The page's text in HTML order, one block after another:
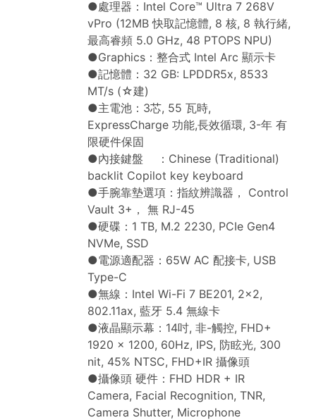
●處理器：Intel Core™ Ultra 7 268V
vPro (12MB 快取記憶體, 8 核, 8 執行緒,
最高睿頻 5.0 GHz, 48 PTOPS NPU)
●Graphics：整合式 Intel Arc 顯示卡
●記憶體：32 GB: LPDDR5x, 8533
MT/s (☆建)
●主電池：3芯, 55 瓦時,
ExpressCharge 功能,長效循環, 3-年 有
限硬件保固
●內接鍵盤 ：Chinese (Traditional)
backlit Copilot key keyboard
●手腕靠墊選項：指紋辨識器， Control
Vault 3+， 無 RJ-45
●硬碟：1 TB, M.2 2230, PCIe Gen4
NVMe, SSD
●電源適配器：65W AC 配接卡, USB
Type-C
●無線：Intel Wi-Fi 7 BE201, 2x2,
802.11ax, 藍牙 5.4 無線卡
●液晶顯示幕：14吋, 非-觸控, FHD+
1920 x 1200, 60Hz, IPS, 防眩光, 300
nit, 45% NTSC, FHD+IR 攝像頭
●攝像頭 硬件：FHD HDR + IR
Camera, Facial Recognition, TNR,
Camera Shutter, Microphone